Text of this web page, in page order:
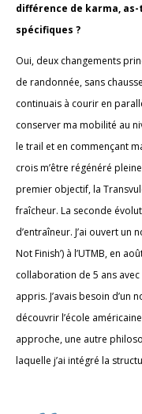
différence de karma,
spécifiques ?
Oui, deux changements
de randonnée, sans
continuais à courir en
conserver ma mobilité au
le trail et en commençant
crois m’être régénéré
premier objectif, la
fraîcheur. La seconde
d’entraîneur. J’ai ouvert un
Not Finish’) à l’UTMB, en
collaboration de 5 ans
appris. J’avais besoin d’un
découvrir l’école
approche, une autre
laquelle j’ai intégré la